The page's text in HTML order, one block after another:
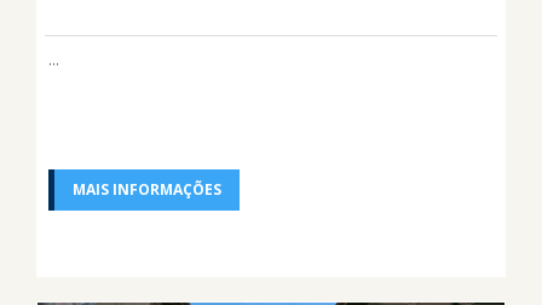
...
MAIS INFORMAÇÕES